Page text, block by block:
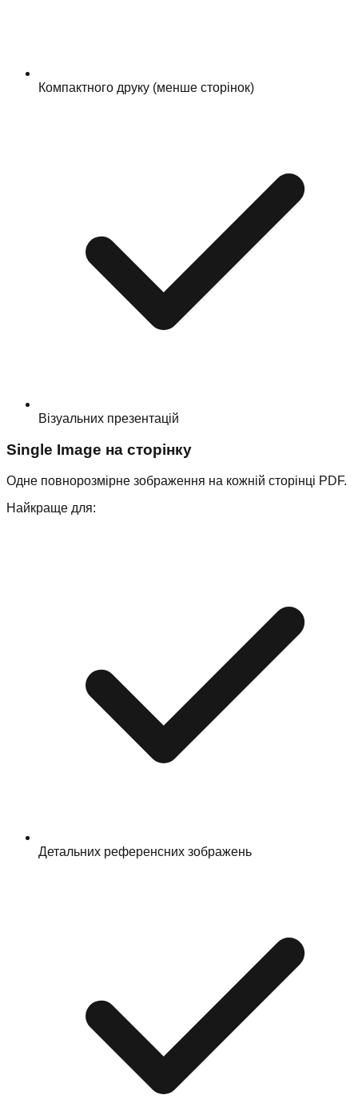
Компактного друку (менше сторінок)
Візуальних презентацій
Single Image на сторінку
Одне повнорозмірне зображення на кожній сторінці PDF.
Найкраще для:
Детальних референсних зображень